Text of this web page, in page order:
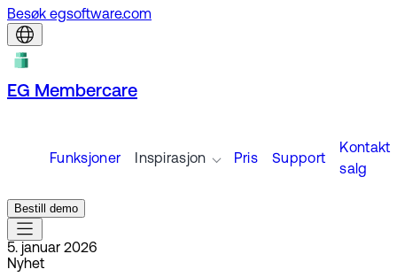
Besøk egsoftware.com
EG Membercare
Funksjoner Inspirasjon Pris Support
Kontakt
salg
Bestill demo
5. januar 2026
Nyhet